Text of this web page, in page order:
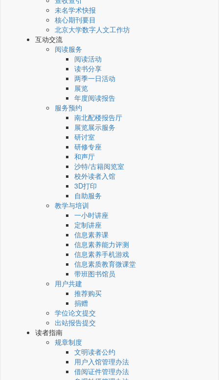
未名学术快报
核心期刊要目
北京大学数字人文工作坊
互动交流
阅读服务
阅读活动
读书分享
两季一日活动
展览
年度阅读报告
服务预约
南北配楼报告厅
展览展示服务
研讨室
研修专座
和声厅
沙特/古籍阅览室
校外读者入馆
3D打印
自助服务
教学与培训
一小时讲座
定制讲座
信息素养课
信息素养能力评测
信息素养手机游戏
信息素质教育微课堂
带班图书馆员
用户共建
推荐购买
捐赠
学位论文提交
出站报告提交
读者指南
规章制度
文明读者公约
用户入馆管理办法
借阅证件管理办法